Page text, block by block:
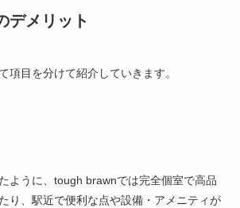
メリット
項目を分けて紹介していきます。
ように、 tough brawnでは完全個室で高品
り、駅近で便利な点や設備・アメニティが